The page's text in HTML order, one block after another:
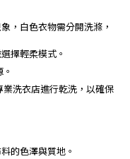
，白色衣物需分開洗滌，
擇輕柔模式。
洗衣店進行乾洗，以確保
的色澤與質地。